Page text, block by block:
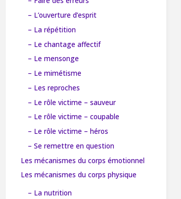
– L’ouverture d’esprit
– La répétition
– Le chantage affectif
– Le mensonge
– Le mimétisme
– Les reproches
– Le rôle victime – sauveur
– Le rôle victime – coupable
– Le rôle victime – héros
– Se remettre en question
Les mécanismes du corps émotionnel
Les mécanismes du corps physique
– La nutrition